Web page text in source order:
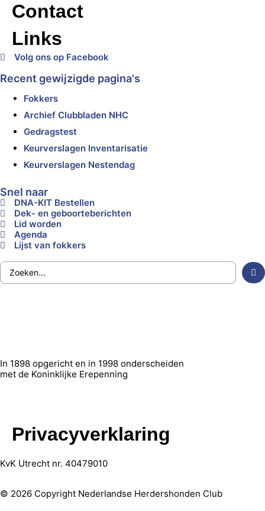
Contact
Links
Volg ons op Facebook
Recent gewijzigde pagina's
Fokkers
Archief Clubbladen NHC
Gedragstest
Keurverslagen Inventarisatie
Keurverslagen Nestendag
Snel naar
DNA-KIT Bestellen
Dek- en geboorteberichten
Lid worden
Agenda
Lijst van fokkers
In 1898 opgericht en in 1998 onderscheiden
met de Koninklijke Erepenning
Privacyverklaring
KvK Utrecht nr. 40479010
© 2026 Copyright Nederlandse Herdershonden Club